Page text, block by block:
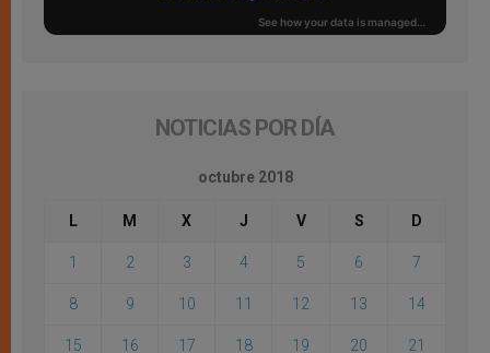
NOTICIAS POR DÍA
octubre 2018
L M X J V S D
1 2 3 4 5 6 7
8 9 10 11 12 13 14
15 16 17 18 19 20 21